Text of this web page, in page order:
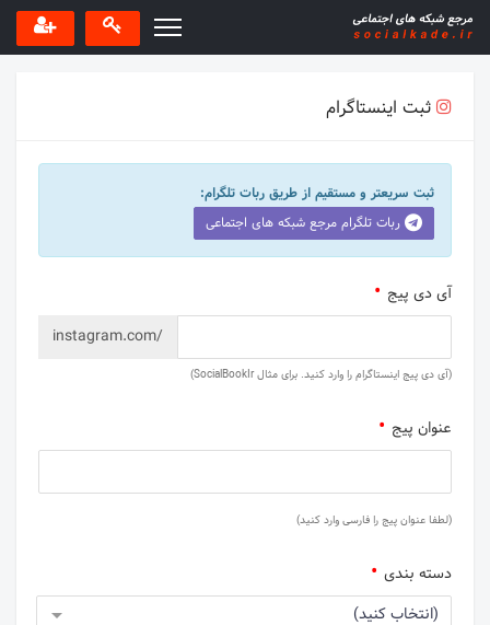
ثبت اینستاگرام
ثبت سریعتر و مستقیم از طریق ربات تلگرام:
ربات تلگرام مرجع شبکه های اجتماعی
آی دی پیج
instagram.com/
(آی دی پیج اینستاگرام را وارد کنید. برای مثال SocialBookIr)
عنوان پیج
(لطفا عنوان پیج را فارسی وارد کنید)
دسته بندی
(انتخاب کنید)